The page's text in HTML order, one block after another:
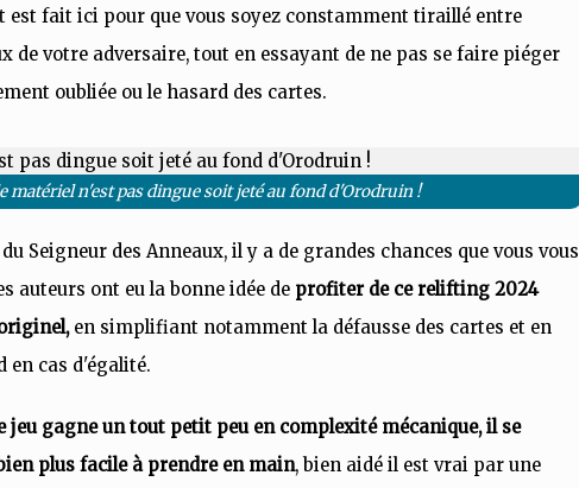
est fait ici pour que vous soyez constamment tiraillé entre
de votre adversaire, tout en essayant de ne pas se faire piéger
oubliée ou le hasard des cartes.
matériel n'est pas dingue soit jeté au fond d'Orodruin !
Seigneur des Anneaux, il y a de grandes chances que vous vous
auteurs ont eu la bonne idée de profiter de ce relifting 2024
en simplifiant notamment la défausse des cartes et en
en cas d'égalité.
jeu gagne un tout petit peu en complexité mécanique, il se
plus facile à prendre en main, bien aidé il est vrai par une